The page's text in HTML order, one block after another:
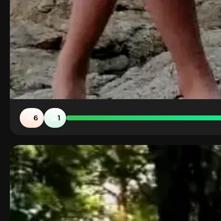
🔥6 🤮1